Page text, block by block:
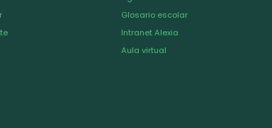
Glosario escolar
Intranet Alexia
Aula virtual